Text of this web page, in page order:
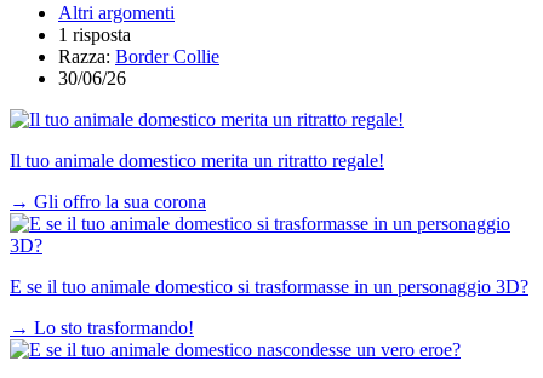
Altri argomenti
1 risposta
Razza: Border Collie
30/06/26
Il tuo animale domestico merita un ritratto regale!
→ Gli offro la sua corona
E se il tuo animale domestico si trasformasse in un personaggio 3D?
→ Lo sto trasformando!